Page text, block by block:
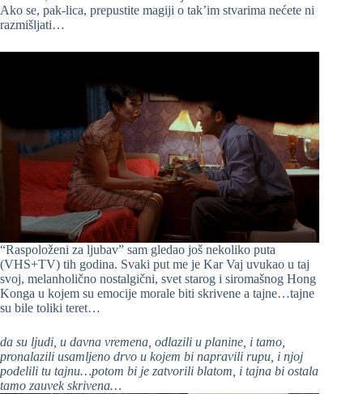
Ako se, pak-lica, prepustite magiji o tak’im stvarima nećete ni
razmišljati…
“Raspoloženi za ljubav” sam gledao još nekoliko puta
(VHS+TV) tih godina. Svaki put me je Kar Vaj uvukao u taj
svoj, melanholično nostalgični, svet starog i siromašnog Hong
Konga u kojem su emocije morale biti skrivene a tajne…tajne
su bile toliki teret…
da su ljudi, u davna vremena, odlazili u planine, i tamo,
pronalazili usamljeno drvo u kojem bi napravili rupu, i njoj
podelili tu tajnu…potom bi je zatvorili blatom, i tajna bi ostala
tamo zauvek skrivena…